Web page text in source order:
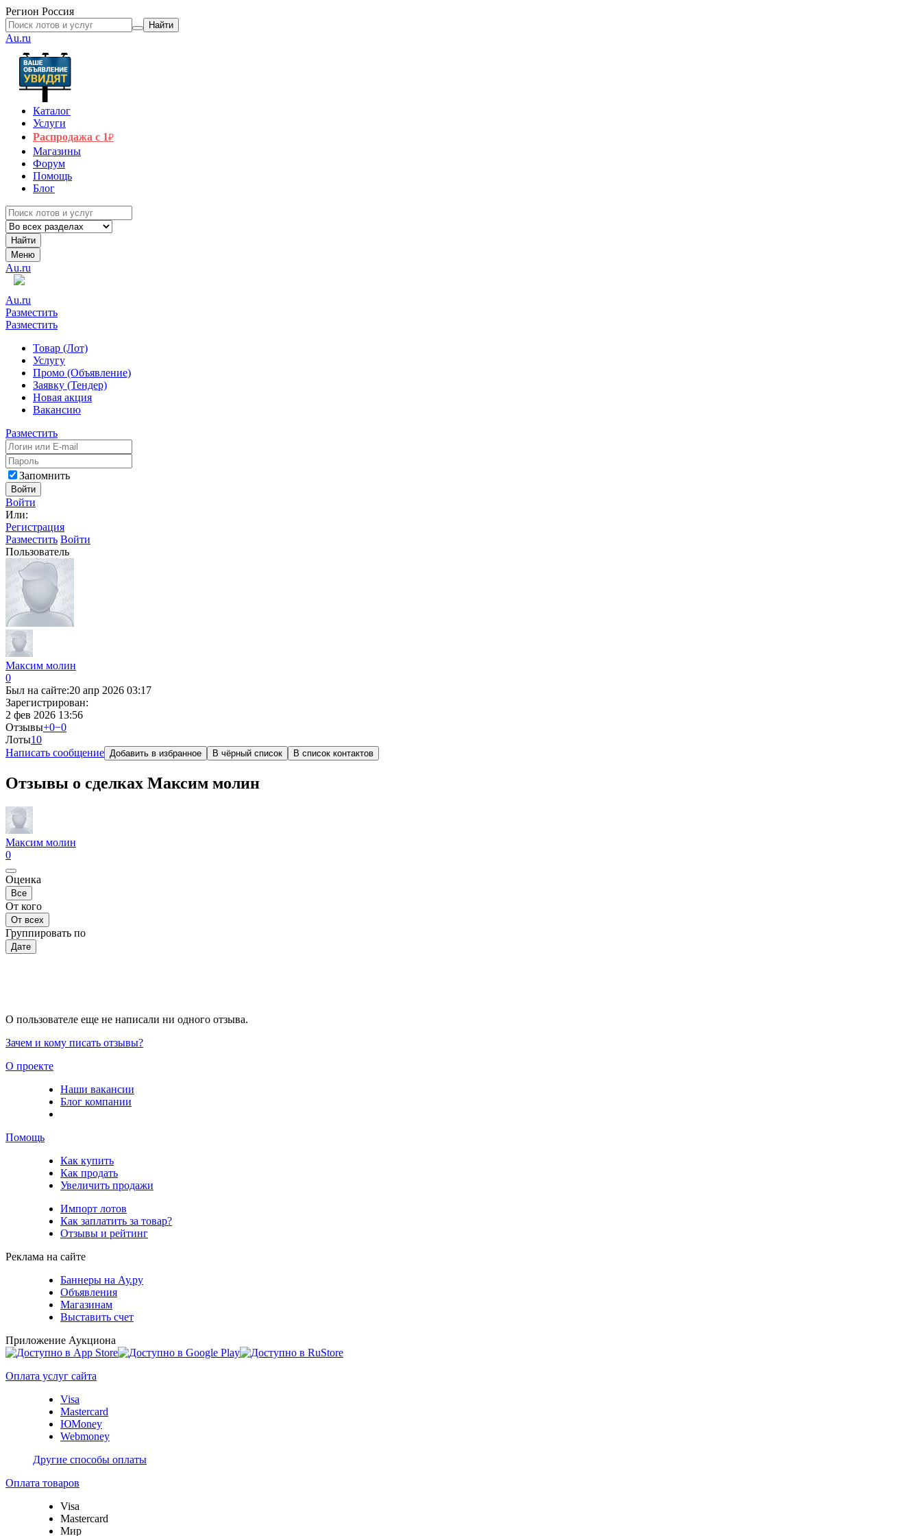
Регион Россия
Найти
Au.ru
Каталог
Услуги
Распродажа с 1₽
Магазины
Форум
Помощь
Блог
Найти
Меню
Au.ru
Au.ru
Разместить
Разместить
Товар (Лот)
Услугу
Промо (Объявление)
Заявку (Тендер)
Новая акция
Вакансию
Разместить
Запомнить
Войти
Войти
Или:
Регистрация
Разместить Войти
Пользователь
Максим молин
0
Был на сайте:20 апр 2026 03:17
Зарегистрирован:
2 фев 2026 13:56
Отзывы+0−0
Лоты10
Написать сообщение Добавить в избранное В чёрный список В список контактов
Отзывы о сделках Максим молин
Максим молин
0
Оценка
Все
От кого
От всех
Группировать по
Дате
О пользователе еще не написали ни одного отзыва.
Зачем и кому писать отзывы?
О проекте
Наши вакансии
Блог компании
Помощь
Как купить
Как продать
Увеличить продажи
Импорт лотов
Как заплатить за товар?
Отзывы и рейтинг
Реклама на сайте
Баннеры на Ау.ру
Объявления
Магазинам
Выставить счет
Приложение Аукциона
Оплата услуг сайта
Visa
Mastercard
ЮMoney
Webmoney
Другие способы оплаты
Оплата товаров
Visa
Mastercard
Мир